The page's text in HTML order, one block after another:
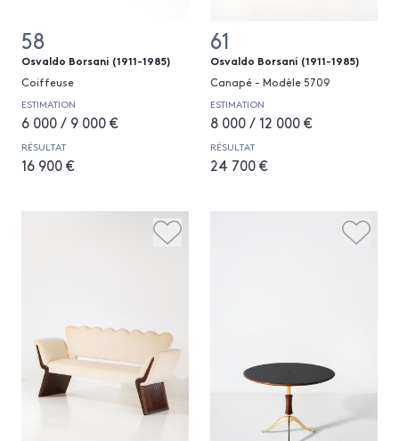
58
Osvaldo Borsani (1911-1985)
Coiffeuse
ESTIMATION
6 000 / 9 000 €
RÉSULTAT
16 900 €
61
Osvaldo Borsani (1911-1985)
Canapé - Modèle 5709
ESTIMATION
8 000 / 12 000 €
RÉSULTAT
24 700 €